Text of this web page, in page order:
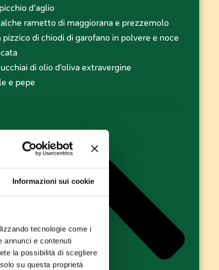
Informazioni sui cookie
tecnologie come i
annunci e contenuti
la possibilità di scegliere
su questa proprietà
d’aglio
rametto di maggiorana e prezzemolo
pizzico di chiodi di garofano in polvere e noce
di olio d’oliva extravergine
e pepe